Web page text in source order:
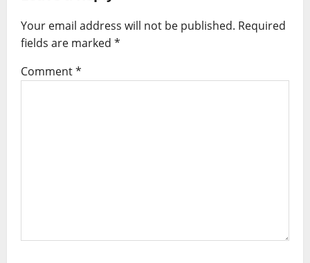
a
t
i
Your email address will not be published. Required
fields are marked *
Comment*